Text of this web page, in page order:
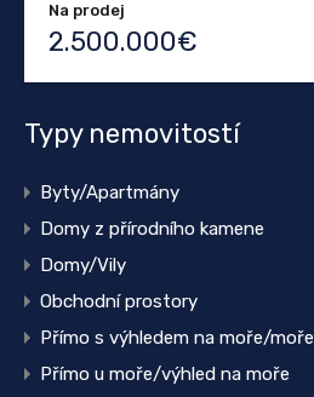
Na prodej
2.500.000€
Typy nemovitostí
Byty/Apartmány
Domy z přírodního kamene
Domy/Vily
Obchodní prostory
Přímo s výhledem na moře/moře
Přímo u moře/výhled na moře